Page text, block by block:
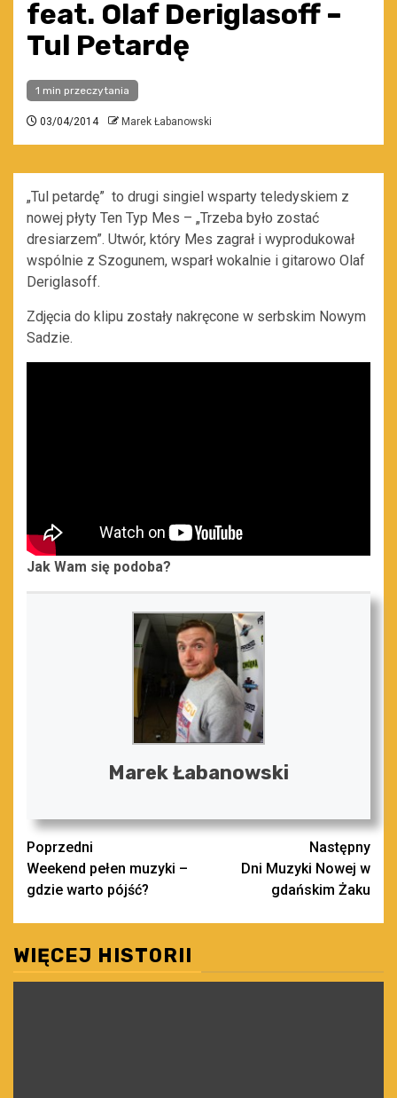
feat. Olaf Deriglasoff –
Tul Petardę
1 min przeczytania
03/04/2014 Marek Łabanowski
„Tul petardę” to drugi singiel wsparty teledyskiem z
nowej płyty Ten Typ Mes – „Trzeba było zostać
dresiarzem”. Utwór, który Mes zagrał i wyprodukował
wspólnie z Szogunem, wsparł wokalnie i gitarowo Olaf
Deriglasoff.
Zdjęcia do klipu zostały nakręcone w serbskim Nowym
Sadzie.
Jak Wam się podoba?
Marek Łabanowski
Zobacz
wpisy
Poprzedni
Weekend pełen muzyki –
gdzie warto pójść?
Następny
Dni Muzyki Nowej w
gdańskim Żaku
WIĘCEJ HISTORII